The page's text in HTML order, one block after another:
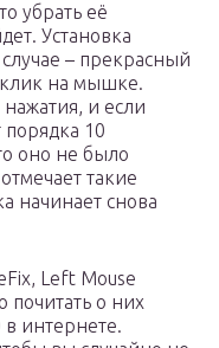
убрать её
Установка
– прекрасный
клик на мышке.
и если
10
оно не было
такие
начинает снова
Left Mouse
почитать о них
интернете.